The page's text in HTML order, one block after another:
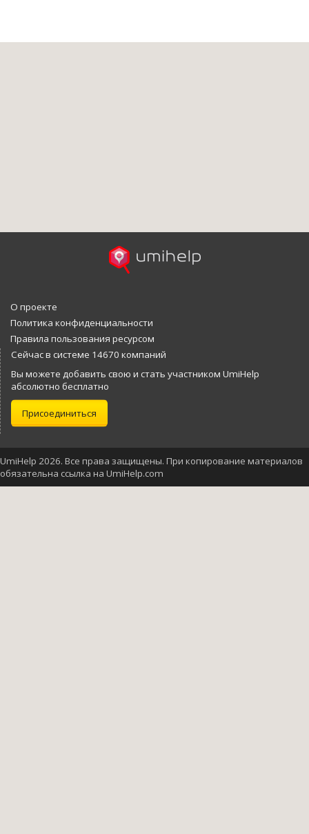
О проекте
Политика конфиденциальности
Правила пользования ресурсом
Сейчас в системе 14670 компаний
Вы можете добавить свою и стать участником UmiHelp
абсолютно бесплатно
Присоединиться
UmiHelp 2026. Все права защищены. При копирование материалов
обязательна ссылка на UmiHelp.com